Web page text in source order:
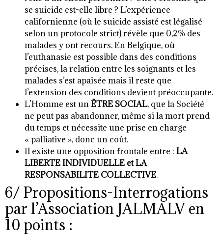
se suicide est-elle libre ? L’expérience
californienne (où le suicide assisté est légalisé
selon un protocole strict) révèle que 0,2% des
malades y ont recours. En Belgique, où
l’euthanasie est possible dans des conditions
précises, la relation entre les soignants et les
malades s’est apaisée mais il reste que
l’extension des conditions devient préoccupante.
L’Homme est unÊTRE SOCIAL, que la Société
ne peut pas abandonner, même si la mort prend
du temps et nécessite une prise en charge
« palliative », donc un coût.
Il existe une opposition frontale entre : LA
LIBERTE INDIVIDUELLE et LA
RESPONSABILITE COLLECTIVE.
6/ Propositions-Interrogations
par l’Association JALMALV en
10 points :